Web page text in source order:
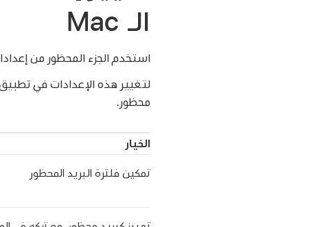
الـ Mac
استخدم الجزء المحظور من
لتغيير هذه الإعدادات في
محظور.
الخيار
تمكين فلترة البريد المحظور